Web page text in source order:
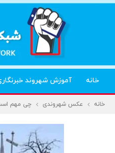
خانه آموزش شهروند
خانه عکس شهروندی چی مهم